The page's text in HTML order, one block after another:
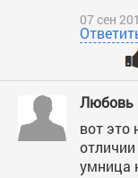
07 сен
Любовь
вот
умница